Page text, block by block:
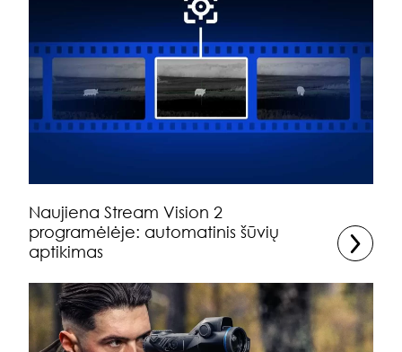
Naujiena Stream Vision 2
programėlėje: automatinis šūvių
aptikimas